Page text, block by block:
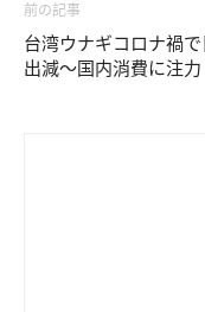
前の記事
台湾ウナギコロナ禍
出減～国内消費に注力